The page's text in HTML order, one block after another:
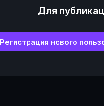
Для
Регистрация нового